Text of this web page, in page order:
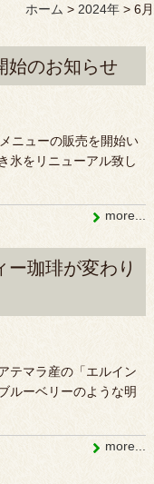
ホーム > 2024年 > 6月
始のお知らせ
ニューの販売を開始い
氷をリニューアル致し
more...
ー珈琲が変わり
テマラ産の「エルイン
ルーベリーのような明
more...